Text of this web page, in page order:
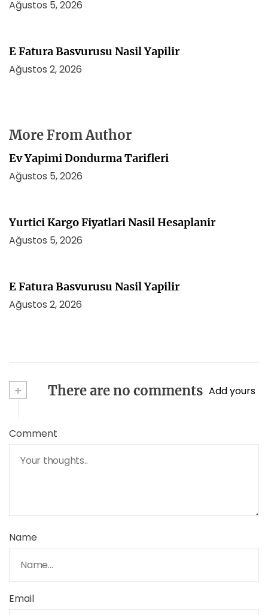
Ağustos 5, 2026
E Fatura Basvurusu Nasil Yapilir
Ağustos 2, 2026
More From Author
Ev Yapimi Dondurma Tarifleri
Ağustos 5, 2026
Yurtici Kargo Fiyatlari Nasil Hesaplanir
Ağustos 5, 2026
E Fatura Basvurusu Nasil Yapilir
Ağustos 2, 2026
+ There are no comments Add yours
Comment
Name
Email